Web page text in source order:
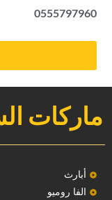
0555797960
ماركات
‏أبارث‏
الفا روميو